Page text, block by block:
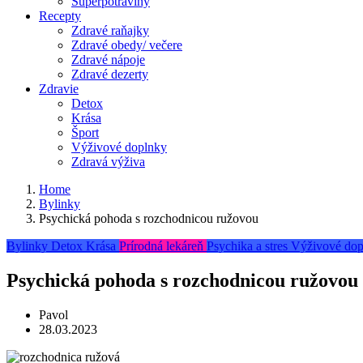
Recepty
Zdravé raňajky
Zdravé obedy/ večere
Zdravé nápoje
Zdravé dezerty
Zdravie
Detox
Krása
Šport
Výživové doplnky
Zdravá výživa
Home
Bylinky
Psychická pohoda s rozchodnicou ružovou
Bylinky Detox Krása Prírodná lekáreň Psychika a stres Výživové
Psychická pohoda s rozchodnicou ružovou
Pavol
28.03.2023